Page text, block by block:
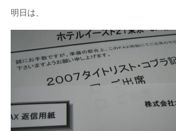
明日は、